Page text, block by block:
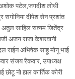
पटेल,जगदीश लोधी
दीपेश सेन प्रशांत
अतुल साहिल सत्यम जितेंद्र
अजय राजा केशरवानी
अभिषेक साहू मोनू भाई
संजय रैकवार, उपाध्यक्ष
नो हाल कार्तिक कोरी